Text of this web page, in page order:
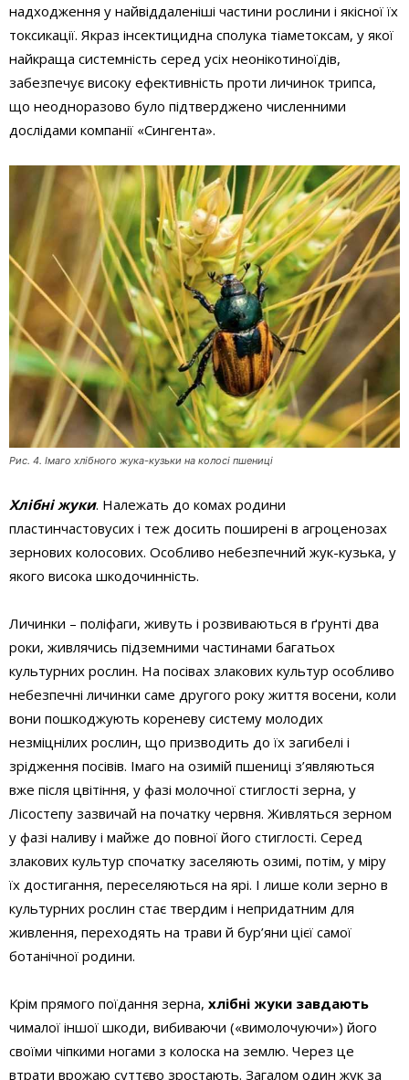
надходження у найвіддаленіші частини рослини і якісної їх
токсикації. Якраз інсектицидна сполука тіаметоксам, у якої
найкраща системність серед усіх неонікотиноїдів,
забезпечує високу ефективність проти личинок трипса,
що неодноразово було підтверджено численними
дослідами компанії «Сингента».
Рис. 4. Iмаго хлiбного жука-кузьки на колосi пшеницi
Хлібні жуки. Належать до комах родини
пластинчастовусих і теж досить поширені в агроценозах
зернових колосових. Особливо небезпечний жук-кузька, у
якого висока шкодочинність.
Личинки – поліфаги, живуть і розвиваються в ґрунті два
роки, живлячись підземними частинами багатьох
культурних рослин. На посівах злакових культур особливо
небезпечні личинки саме другого року життя восени, коли
вони пошкоджують кореневу систему молодих
незміцнілих рослин, що призводить до їх загибелі і
зрідження посівів. Імаго на озимій пшениці з’являються
вже після цвітіння, у фазі молочної стиглості зерна, у
Лісостепу зазвичай на початку червня. Живляться зерном
у фазі наливу і майже до повної його стиглості. Серед
злакових культур спочатку заселяють озимі, потім, у міру
їх достигання, переселяються на ярі. І лише коли зерно в
культурних рослин стає твердим і непридатним для
живлення, переходять на трави й бур’яни цієї самої
ботанічної родини.
Крім прямого поїдання зерна, хлібні жуки завдають
чималої іншої шкоди, вибиваючи («вимолочуючи») його
своїми чіпкими ногами з колоска на землю. Через це
втрати врожаю суттєво зростають. Загалом один жук за